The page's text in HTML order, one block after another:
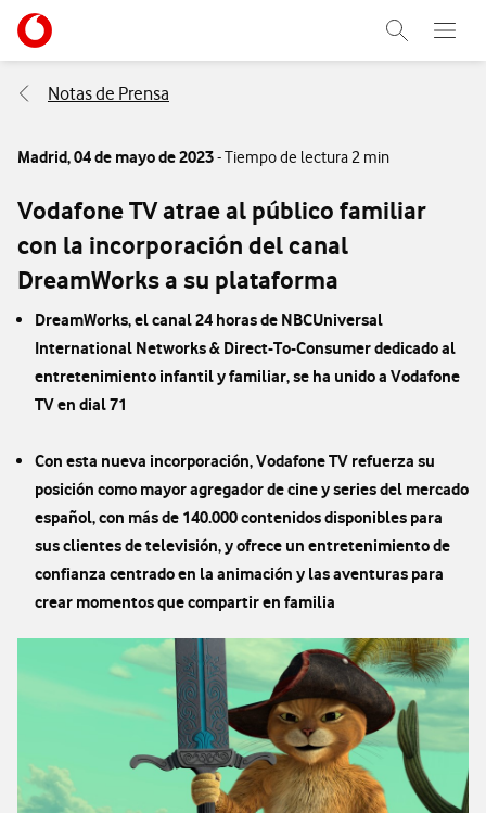
Ir a la pagina principal de vodafone.es
Abrir
Menu
Abre
Notas de Prensa
Madrid,04 de mayo de 2023- Tiempo de lectura 2 min
Vodafone TV atrae al público familiar
con la incorporación del canal
DreamWorks a su plataforma
DreamWorks, el canal 24 horas de NBCUniversal
International Networks & Direct-To-Consumer dedicado al
entretenimiento infantil y familiar, se ha unido a Vodafone
TV en dial 71
Con esta nueva incorporación, Vodafone TV refuerza su
posición como mayor agregador de cine y series del mercado
español, con más de 140.000 contenidos disponibles para
sus clientes de televisión, y ofrece un entretenimiento de
confianza centrado en la animación y las aventuras para
crear momentos que compartir en familia